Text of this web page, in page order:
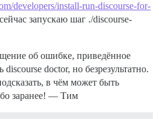
developers/install-run-discourse-for-
запускаю шаг ./discourse-
об ошибке, приведённое
doctor, но безрезультатно.
в чём может быть
заранее! — Тим